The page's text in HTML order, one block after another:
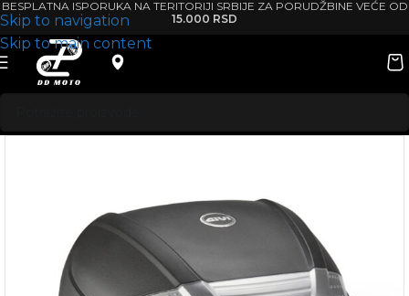
Skip to navigation
Skip to main content
BESPLATNA ISPORUKA NA TERITORIJI SRBIJE ZA PORUDŽBINE VEĆE OD
15.000 RSD